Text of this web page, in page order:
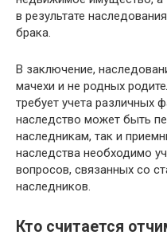
в результате
брака.
В заключение,
мачехи и не родных
требует учета различных
наследство может быть
наследникам, так и
наследства необходимо
вопросов, связанных со
наследников.
Кто считается